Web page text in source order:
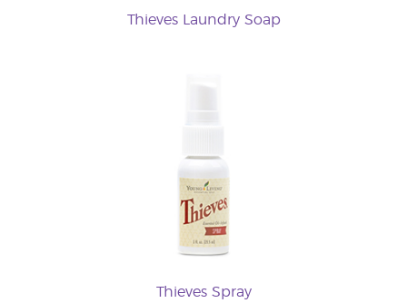
Thieves Laundry Soap
Thieves Spray